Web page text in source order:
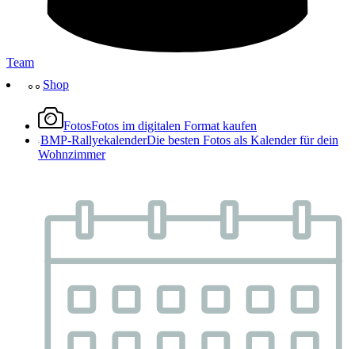
Team
Shop
FotosFotos im digitalen Format kaufen
BMP-RallyekalenderDie besten Fotos als Kalender für dein
Wohnzimmer